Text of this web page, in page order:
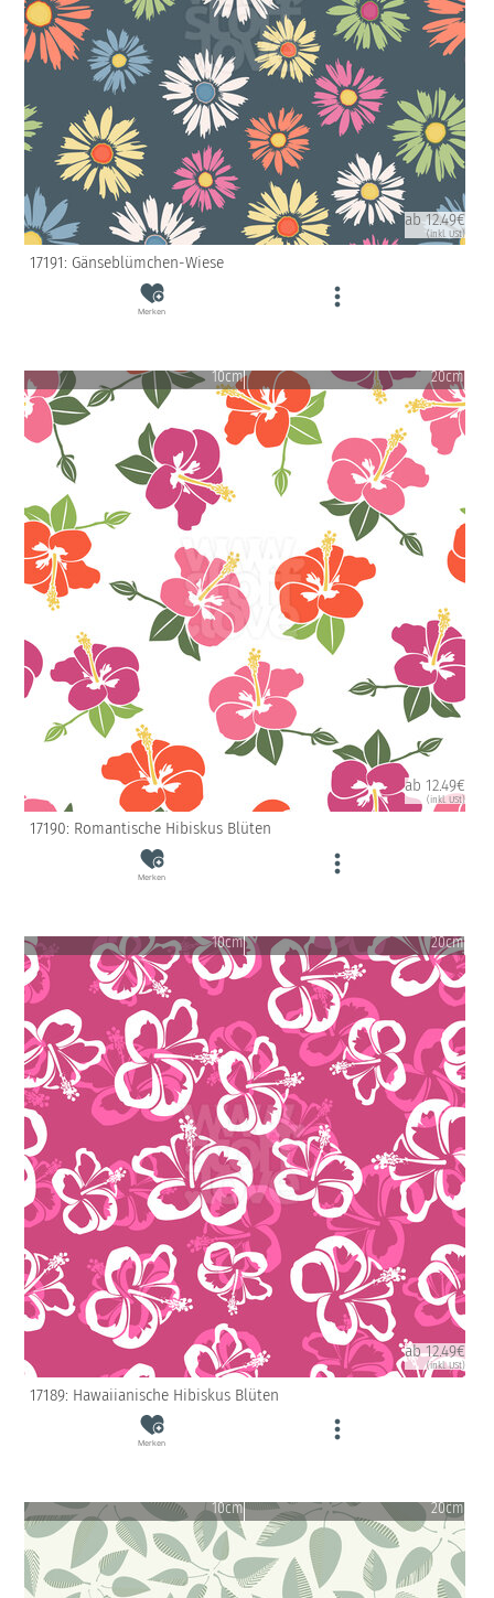
ab 12.49€
(inkl. USt)
17191: Gänseblümchen-Wiese
Merken
10cm 20cm
ab 12.49€
(inkl. USt)
17190: Romantische Hibiskus Blüten
Merken
10cm 20cm
ab 12.49€
(inkl. USt)
17189: Hawaiianische Hibiskus Blüten
Merken
10cm 20cm